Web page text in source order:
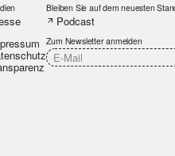
Bleiben Sie auf dem neuesten
Podcast
Zum Newsletter anmelden